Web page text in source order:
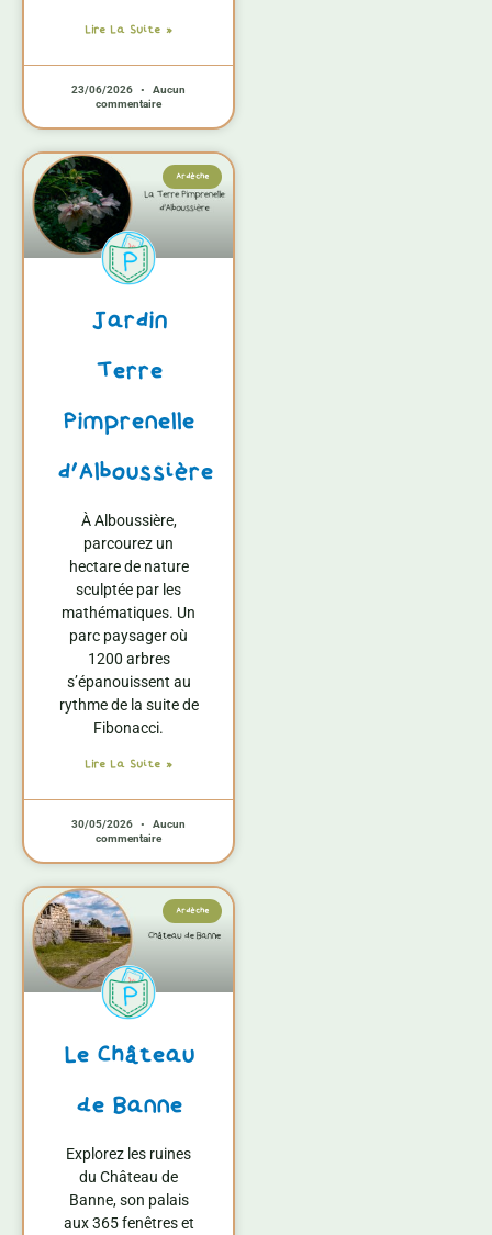
Lire La Suite »
23/06/2026
Aucun
commentaire
Ardèche
Jardin
Terre
Pimprenelle
d’Alboussière
À Alboussière,
parcourez un
hectare de nature
sculptée par les
mathématiques. Un
parc paysager où
1200 arbres
s’épanouissent au
rythme de la suite de
Fibonacci.
Lire La Suite »
30/05/2026
Aucun
commentaire
Ardèche
Le Château
de Banne
Explorez les ruines
du Château de
Banne, son palais
aux 365 fenêtres et